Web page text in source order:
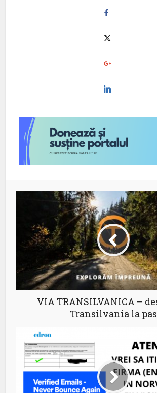
VIA TRANSILVANICA –
Transilvania la pas